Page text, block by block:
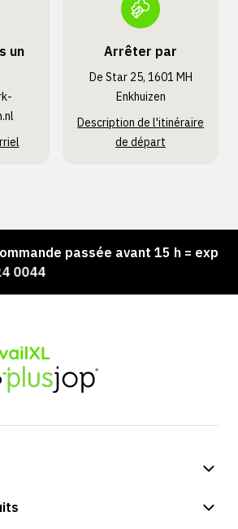
un
Arrêter par
De Star 25, 1601 MH
Enkhuizen
Description de l'itinéraire
de départ
passée avant 15 h = expédiée